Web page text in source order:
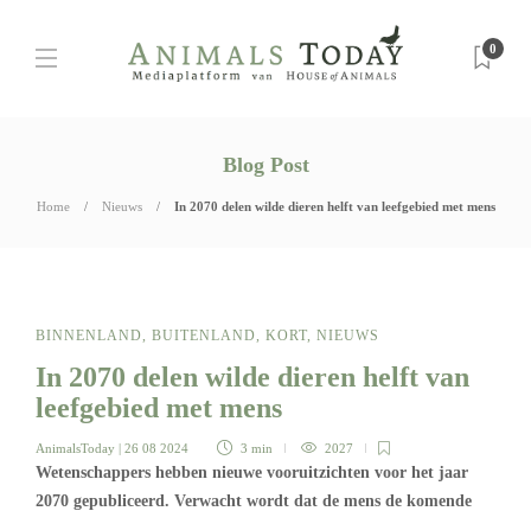
0
Blog Post
Home Nieuws In 2070 delen wilde dieren helft van leefgebied met mens
BINNENLAND, BUITENLAND, KORT, NIEUWS
In 2070 delen wilde dieren helft van
leefgebied met mens
AnimalsToday | 26 08 2024 3 min 2027
Wetenschappers hebben nieuwe vooruitzichten voor het jaar
2070 gepubliceerd. Verwacht wordt dat de mens de komende